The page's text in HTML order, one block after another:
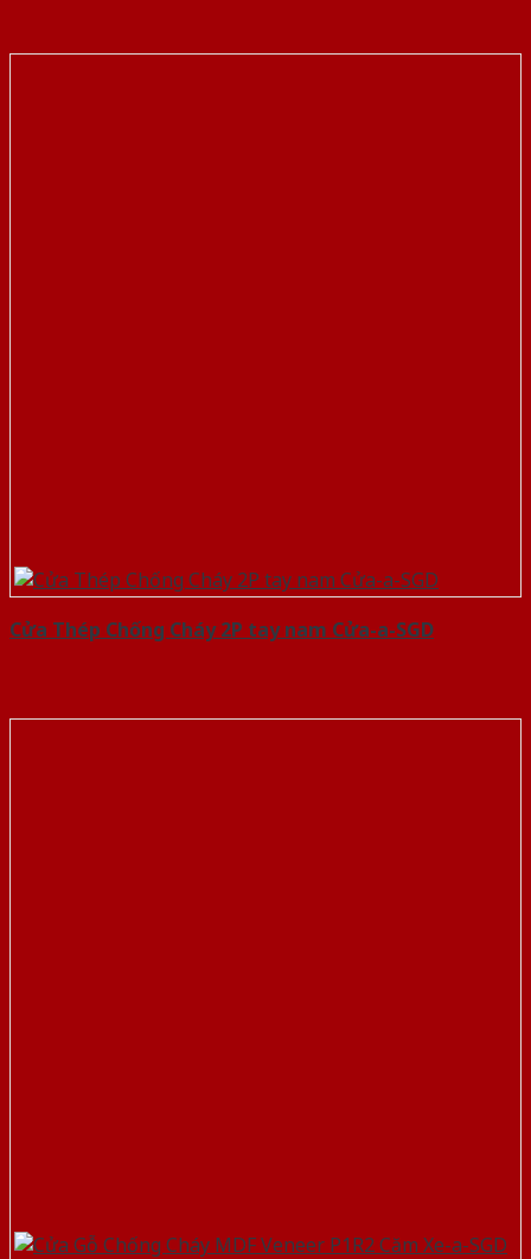
Cửa Thép Chống Cháy 2P tay nam Cửa-a-SGD